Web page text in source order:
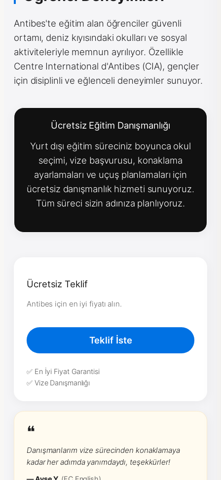
Antibes'te eğitim alan öğrenciler güvenli
ortamı, deniz kıyısındaki okulları ve sosyal
aktiviteleriyle memnun ayrılıyor. Özellikle
Centre International d'Antibes (CIA), gençler
için disiplinli ve eğlenceli deneyimler sunuyor.
Ücretsiz Eğitim Danışmanlığı
Yurt dışı eğitim süreciniz boyunca okul
seçimi, vize başvurusu, konaklama
ayarlamaları ve uçuş planlamaları için
ücretsiz danışmanlık hizmeti sunuyoruz.
Tüm süreci sizin adınıza planlıyoruz.
Ücretsiz Teklif
Antibes için en iyi fiyatı alın.
Teklif İste
✅ En İyi Fiyat Garantisi
✅ Vize Danışmanlığı
❝
Danışmanlarım vize sürecinden konaklamaya
kadar her adımda yanımdaydı, teşekkürler!